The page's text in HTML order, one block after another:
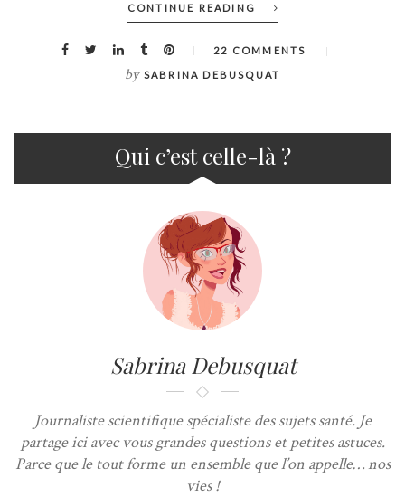
CONTINUE READING
22 COMMENTS
by SABRINA DEBUSQUAT
Qui c’est celle-là ?
Sabrina Debusquat
Journaliste scientifique spécialiste des sujets santé. Je
partage ici avec vous grandes questions et petites astuces.
Parce que le tout forme un ensemble que l’on appelle… nos
vies !